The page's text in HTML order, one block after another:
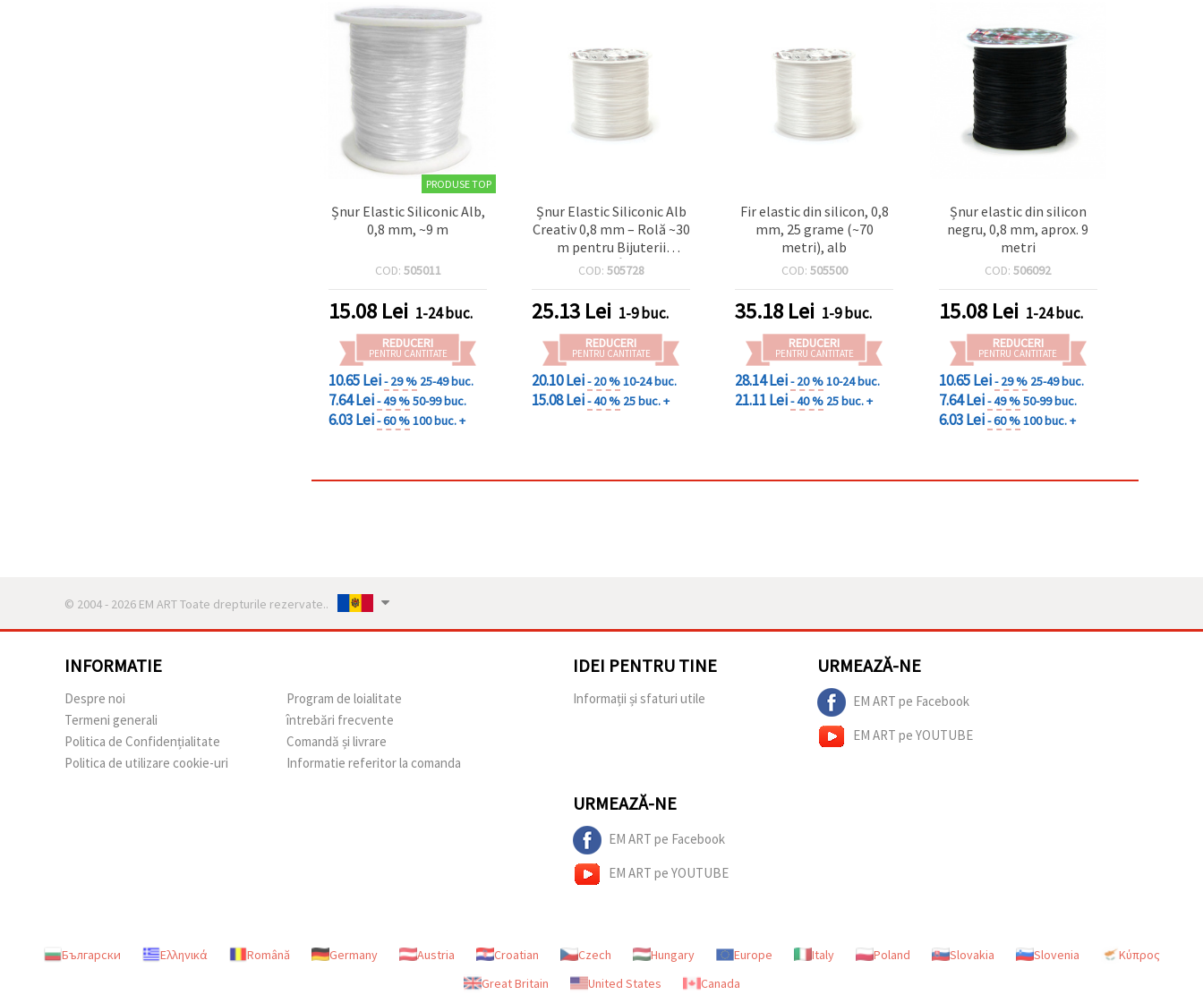
PRODUSE TOP
Șnur Elastic Siliconic Alb,
0,8 mm, ~9 m
COD: 505011
15.08 Lei 1-24 buc.
REDUCERI
PENTRU CANTITATE
10.65 Lei- 29 % 25-49 buc.
7.64 Lei- 49 %50-99 buc.
6.03 Lei- 60 %100 buc. +
Șnur Elastic Siliconic Alb
Creativ 0,8 mm – Rolă ~30
m pentru Bijuterii
Handmade, Înșirat de
COD: 505728
25.13 Lei 1-9 buc.
REDUCERI
PENTRU CANTITATE
20.10 Lei- 20 %10-24 buc.
15.08 Lei- 40 % 25 buc. +
Fir elastic din silicon, 0,8
mm, 25 grame (~70
metri), alb
COD: 505500
35.18 Lei 1-9 buc.
REDUCERI
PENTRU CANTITATE
28.14 Lei- 20 %10-24 buc.
21.11 Lei- 40 % 25 buc. +
Șnur elastic din silicon
negru, 0,8 mm, aprox. 9
metri
COD:506092
15.08Lei 1-24 buc.
REDUCERI
PENTRU CANTITATE
10.65 Lei- 29 % 25-49 buc.
7.64 Lei- 49 %50-99 buc.
6.03 Lei- 60 %100 buc. +
© 2004 - 2026 EM ART Toate drepturile rezervate..
INFORMATIE
Despre noi
Termeni generali
Politica de Confidențialitate
Politica de utilizare cookie-uri
Program de loialitate
întrebări frecvente
Comandă și livrare
Informatie referitor la comanda
IDEI PENTRU TINE
Informații și sfaturi utile
URMEAZĂ-NE
EM ART pe Facebook
EM ART pe YOUTUBE
URMEAZĂ-NE
EM ART pe Facebook
EM ART pe YOUTUBE
Български Ελληνικά Română Germany Austria Croatian Czech Hungary Europe Italy Poland Slovakia Slovenia
Κύπρος
Great Britain
United States Canada